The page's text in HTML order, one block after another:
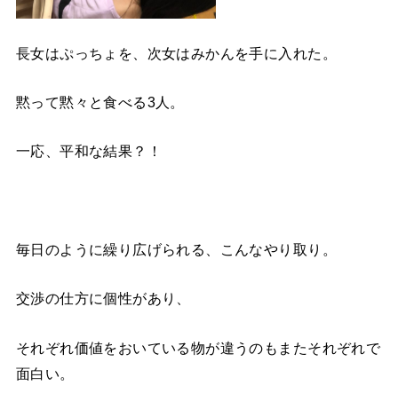
長女はぷっちょを、次女はみかんを手に入れた。
黙って黙々と食べる3人。
一応、平和な結果？！
毎日のように繰り広げられる、こんなやり取り。
交渉の仕方に個性があり、
それぞれ価値をおいている物が違うのもまたそれぞれで
面白い。